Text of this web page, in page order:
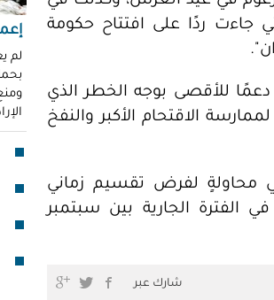
السادس والعشرين من سبتمبر 1996م، التي جاءت ردًا على افتتاح حكومة
دعمًا للأقصى بوجه الخطر الذي
الاقتحام الأكبر والنفخ
محاولةٍ لفرض تقسيم زماني
الفترة الجارية بين سبتمبر
شارك عبر
لم